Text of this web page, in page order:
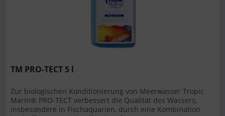
TM PRO-TECT 5 l
Zur biologischen Konditionierung von Meerwasser Tropic
Marin® PRO-TECT verbessert die Qualität des Wassers,
insbesondere in Fischaquarien, durch eine Kombination